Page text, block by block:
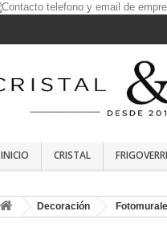
INICIO CRISTAL
Decoración